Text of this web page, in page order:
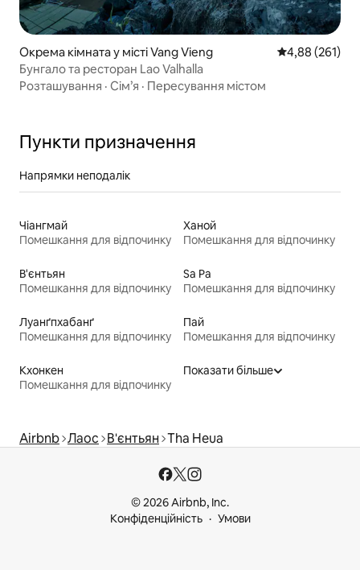
Окрема кімната у місті Vang Vieng Середня
4,88 (261)
Бунгало та ресторан Lao Valhalla
Розташування · Сім’я · Пересування містом
Пункти призначення
Напрямки неподалік
Чіангмай
Помешкання для відпочинку
Ханой
Помешкання для відпочинку
В'єнтьян
Помешкання для відпочинку
Sa Pa
Помешкання для відпочинку
Луанґпхабанґ
Помешкання для відпочинку
Пай
Помешкання для відпочинку
Кхонкен
Помешкання для відпочинку
Показати більше
Airbnb Лаос В'єнтьян Tha Heua
© 2026 Airbnb, Inc.
Конфіденційність
Умови